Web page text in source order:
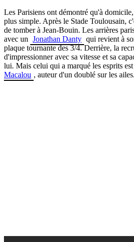
Les Parisiens ont démontré qu'à
plus simple. Après le Stade Toulousain,
de tomber à Jean-Bouin. Les arrières
avec un Jonathan Danty qui revient à
plaque tournante des 3/4. Derrière, la
d'impressionner avec sa vitesse et sa
lui. Mais celui qui a marqué les esprits
Macalou , auteur d'un doublé sur les ailes.